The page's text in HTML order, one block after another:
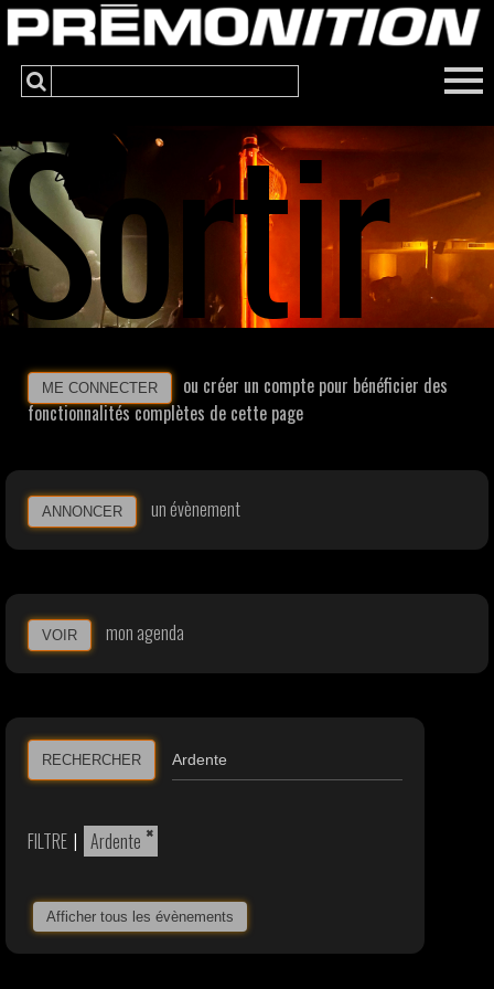
Sortir
ME CONNECTER
ou créer un compte pour bénéficier des
fonctionnalités complètes de cette page
ANNONCER un évènement
VOIR mon agenda
RECHERCHER
FILTRE | ×
Ardente
Afficher tous les évènements